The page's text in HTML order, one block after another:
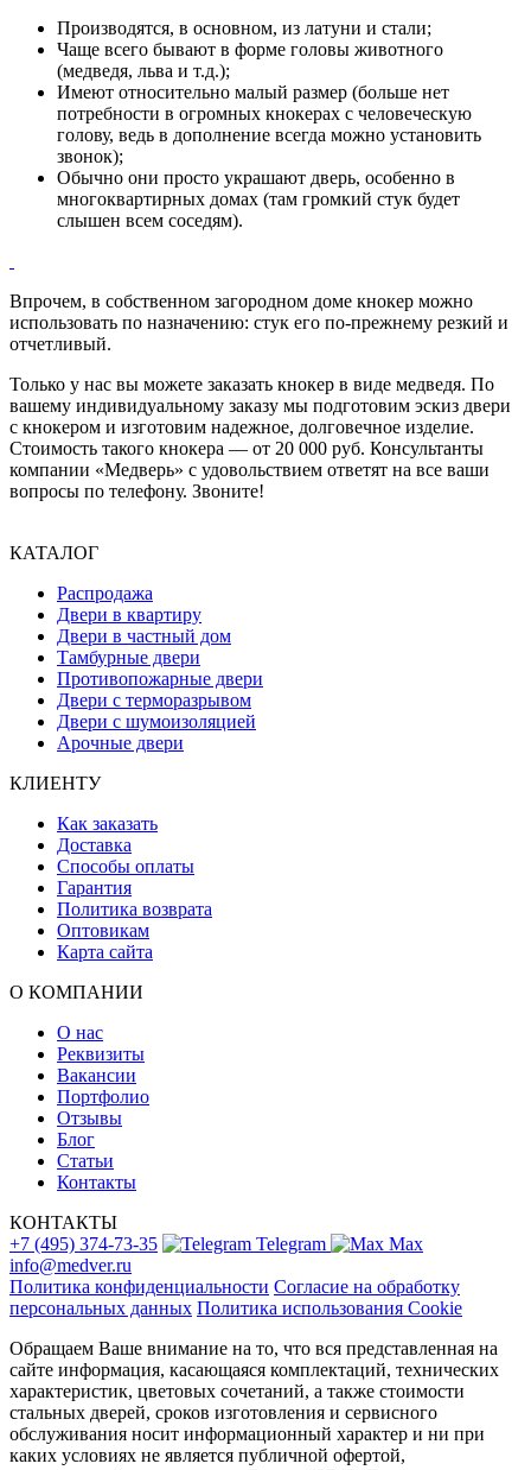
Производятся, в основном, из латуни и стали;
Чаще всего бывают в форме головы животного
(медведя, льва и т.д.);
Имеют относительно малый размер (больше нет
потребности в огромных кнокерах с человеческую
голову, ведь в дополнение всегда можно установить
звонок);
Обычно они просто украшают дверь, особенно в
многоквартирных домах (там громкий стук будет
слышен всем соседям).
Впрочем, в собственном загородном доме кнокер можно
использовать по назначению: стук его по-прежнему резкий и
отчетливый.
Только у нас вы можете заказать кнокер в виде медведя. По
вашему индивидуальному заказу мы подготовим эскиз двери
с кнокером и изготовим надежное, долговечное изделие.
Стоимость такого кнокера — от 20 000 руб. Консультанты
компании «Медверь» с удовольствием ответят на все ваши
вопросы по телефону. Звоните!
КАТАЛОГ
Распродажа
Двери в квартиру
Двери в частный дом
Тамбурные двери
Противопожарные двери
Двери с терморазрывом
Двери с шумоизоляцией
Арочные двери
КЛИЕНТУ
Как заказать
Доставка
Способы оплаты
Гарантия
Политика возврата
Оптовикам
Карта сайта
О КОМПАНИИ
О нас
Реквизиты
Вакансии
Портфолио
Отзывы
Блог
Статьи
Контакты
КОНТАКТЫ
+7 (495) 374-73-35
Telegram
Max
info@medver.ru
Политика конфиденциальности Согласие на обработку
персональных данных Политика использования Cookie
Обращаем Ваше внимание на то, что вся представленная на
сайте информация, касающаяся комплектаций, технических
характеристик, цветовых сочетаний, а также стоимости
стальных дверей, сроков изготовления и сервисного
обслуживания носит информационный характер и ни при
каких условиях не является публичной офертой,